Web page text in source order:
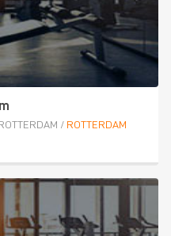
/ ROTTERDAM